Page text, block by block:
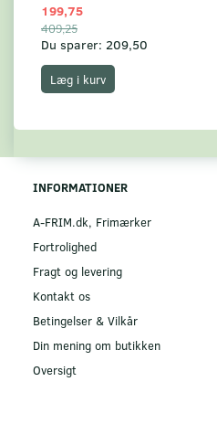
199,75
409,25
Du sparer: 209,50
Læg i kurv
INFORMATIONER
A-FRIM.dk, Frimærker
Fortrolighed
Fragt og levering
Kontakt os
Betingelser & Vilkår
Din mening om butikken
Oversigt